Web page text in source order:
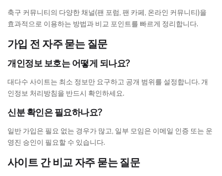
축구 커뮤니티의 다양한 채널(팬 포럼, 팬 카페, 온라인 커뮤니티)을
효과적으로 이용하는 방법과 비교 포인트를 빠르게 정리합니다.
가입 전 자주 묻는 질문
개인정보 보호는 어떻게 되나요?
대다수 사이트는 최소 정보만 요구하고 공개 범위를 설정합니다. 개
인정보 처리방침을 반드시 확인하세요.
신분 확인은 필요하나요?
일반 가입은 필요 없는 경우가 많고, 일부 모임은 이메일 인증 또는 운
영진 승인이 필요할 수 있습니다.
사이트 간 비교 자주 묻는 질문